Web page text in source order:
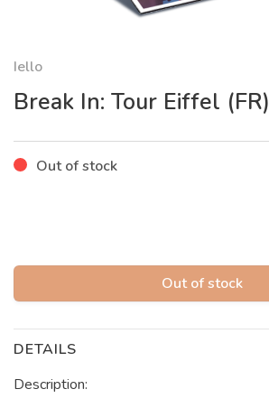
Iello
Break In: Tour Eiffel (FR)
Out of stock
Out of stock
DETAILS
Description: